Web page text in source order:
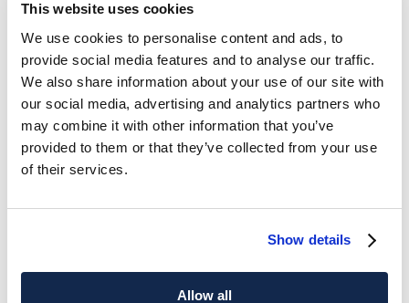
This website uses cookies
We use cookies to personalise content and ads, to
provide social media features and to analyse our traffic.
We also share information about your use of our site with
our social media, advertising and analytics partners who
may combine it with other information that you’ve
provided to them or that they’ve collected from your use
of their services.
Show details
Allow all
HACKETT NEWSLETTER
DISFRUTA DE UN 10%DE DESCUENTO EN TU PRIMERA
COMPRA
ofertas exclusivas.